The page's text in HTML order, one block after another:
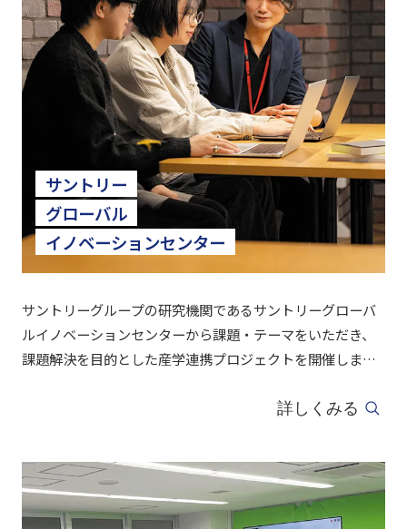
サントリー
グローバル
イノベーションセンター
サントリーグループの研究機関であるサントリーグローバ
ルイノベーションセンターから課題・テーマをいただき、
課題解決を目的とした産学連携プロジェクトを開催しまし
詳しくみる